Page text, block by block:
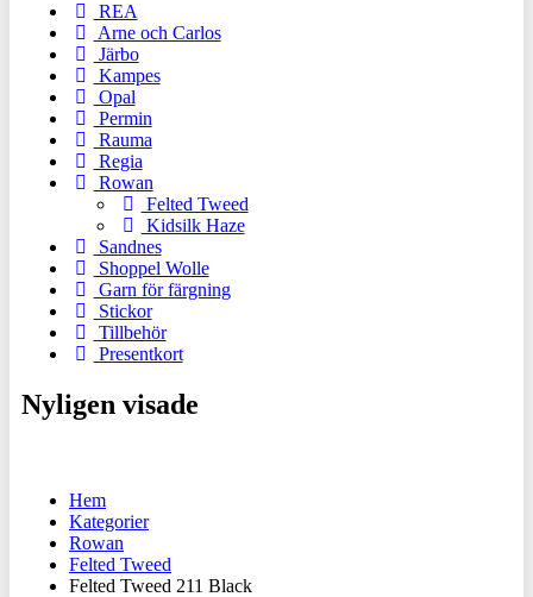
REA
Arne och Carlos
Järbo
Kampes
Opal
Permin
Rauma
Regia
Rowan
Felted Tweed
Kidsilk Haze
Sandnes
Shoppel Wolle
Garn för färgning
Stickor
Tillbehör
Presentkort
Nyligen visade
Hem
Kategorier
Rowan
Felted Tweed
Felted Tweed 211 Black